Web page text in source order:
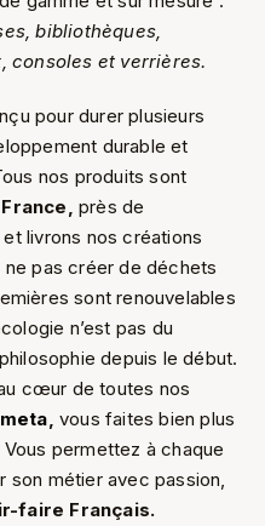
bibliothèques,
consoles et verrières.
pour durer plusieurs
durable et
nos produits sont
près de
livrons nos créations
pas créer de déchets
sont renouvelables
n’est pas du
depuis le début.
cœur de toutes nos
vous faites bien plus
permettez à chaque
son métier avec passion,
faire Français.